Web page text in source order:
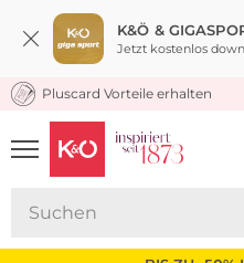
K&Ö &
Jetzt kostenlos
KOSTENLOSER
Pluscard Vorteile erhalten
UNSERE APP
CLICK &